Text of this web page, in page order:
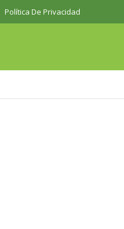
Política De Privacidad